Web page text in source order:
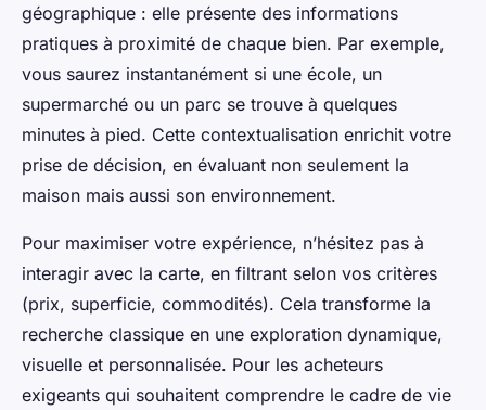
géographique : elle présente des informations
pratiques à proximité de chaque bien. Par exemple,
vous saurez instantanément si une école, un
supermarché ou un parc se trouve à quelques
minutes à pied. Cette contextualisation enrichit votre
prise de décision, en évaluant non seulement la
maison mais aussi son environnement.
Pour maximiser votre expérience, n’hésitez pas à
interagir avec la carte, en filtrant selon vos critères
(prix, superficie, commodités). Cela transforme la
recherche classique en une exploration dynamique,
visuelle et personnalisée. Pour les acheteurs
exigeants qui souhaitent comprendre le cadre de vie